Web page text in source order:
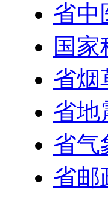
省中
国
省烟
省地
省气
省邮